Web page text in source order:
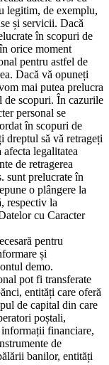
legitim, de exemplu,
și servicii. Dacă
în scopuri de
orice moment
pentru astfel de
Dacă vă opuneți
mai putea prelucra
de scopuri. În cazurile
personal se
în scopuri de
dreptul să vă retrageți
legalitatea
de retragerea
sunt prelucrate în
o plângere la
respectiv la
cu Caracter
pentru
și
demo.
pot fi transferate
entități care oferă
de capital din care
poștali,
financiare,
de
banilor, entități